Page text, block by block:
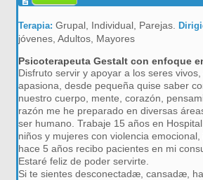
Terapia: Grupal, Individual, Parejas.
jóvenes, Adultos, Mayores
Psicoterapeuta Gestalt con enfoque
Disfruto servir y apoyar a los seres
apasiona, desde pequeña quise saber
nuestro cuerpo, mente, corazón,
razón me he preparado en diversas
ser humano. Trabaje 15 años en
niños y mujeres con violencia
hace 5 años recibo pacientes en mi
Estaré feliz de poder servirte.
Si te sientes desconectadæ, cansadæ,